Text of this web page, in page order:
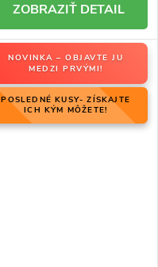
DETAIL
NOVINKA – OBJAVTE JU
MEDZI PRVÝMI!
POSLEDNÉ KUSY- ZÍSKAJTE
ICH KÝM MÔŽETE!